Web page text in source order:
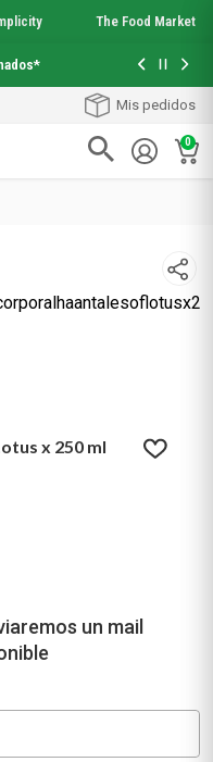
The Food Market
Con tu
¡Envío
Mis pedidos
0
x 250 ml